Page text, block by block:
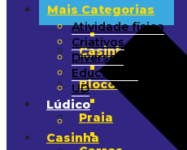
Lúdico
Casinha
Blocos de Montar
Praia
Mais Categorias
Atividade física
Criativos
Diversos
Educativos
UD
Lúdico
Casinha